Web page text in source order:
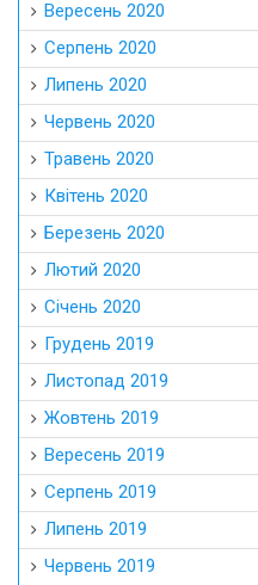
Вересень 2020
Серпень 2020
Липень 2020
Червень 2020
Травень 2020
Квітень 2020
Березень 2020
Лютий 2020
Січень 2020
Грудень 2019
Листопад 2019
Жовтень 2019
Вересень 2019
Серпень 2019
Липень 2019
Червень 2019